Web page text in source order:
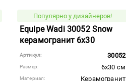
Популярно у дизайнеров!
Equipe Wadi 30052 Snow
керамогранит 6x30
Артикул: 30052
Размер: 6x30 см
Материал: Керамогранит